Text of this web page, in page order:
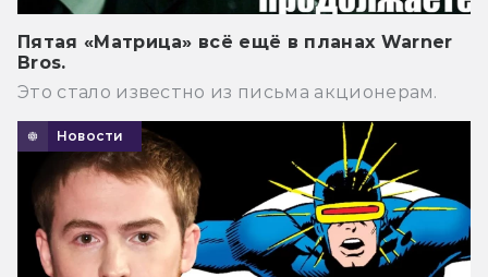
Пятая «Матрица» всё ещё в планах Warner
Bros.
Это стало известно из письма акционерам.
Новости